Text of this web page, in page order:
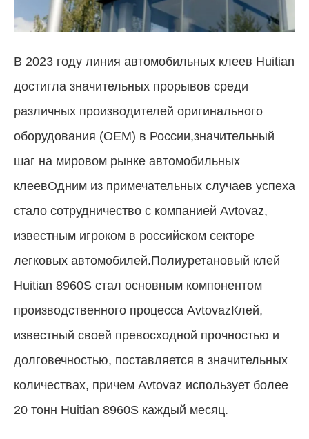
В 2023 году линия автомобильных клеев Huitian
достигла значительных прорывов среди
различных производителей оригинального
оборудования (OEM) в России,значительный
шаг на мировом рынке автомобильных
клеевОдним из примечательных случаев успеха
стало сотрудничество с компанией Avtovaz,
известным игроком в российском секторе
легковых автомобилей.Полиуретановый клей
Huitian 8960S стал основным компонентом
производственного процесса AvtovazКлей,
известный своей превосходной прочностью и
долговечностью, поставляется в значительных
количествах, причем Avtovaz использует более
20 тонн Huitian 8960S каждый месяц.